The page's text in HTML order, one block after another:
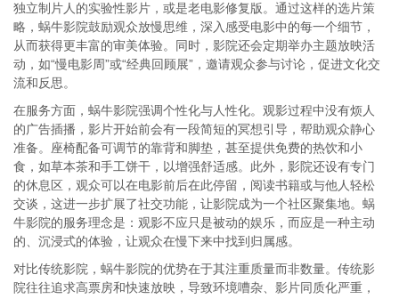
独立制片人的实验性影片，或是老电影修复版。通过这样的选片策
略，蜗牛影院鼓励观众放慢思维，深入感受电影中的每一个细节，
从而获得更丰富的审美体验。同时，影院还会定期举办主题放映活
动，如“慢电影周”或“经典回顾展”，邀请观众参与讨论，促进文化交
流和反思。
在服务方面，蜗牛影院强调个性化与人性化。观影过程中没有烦人
的广告插播，影片开始前会有一段简短的冥想引导，帮助观众静心
准备。座椅配备可调节的靠背和脚垫，甚至提供免费的热饮和小
食，如草本茶和手工饼干，以增强舒适感。此外，影院还设有专门
的休息区，观众可以在电影前后在此停留，阅读书籍或与他人轻松
交谈，这进一步扩展了社交功能，让影院成为一个社区聚集地。蜗
牛影院的服务理念是：观影不应只是被动的娱乐，而应是一种主动
的、沉浸式的体验，让观众在慢下来中找到归属感。
对比传统影院，蜗牛影院的优势在于其注重质量而非数量。传统影
院往往追求高票房和快速放映，导致环境嘈杂、影片同质化严重，